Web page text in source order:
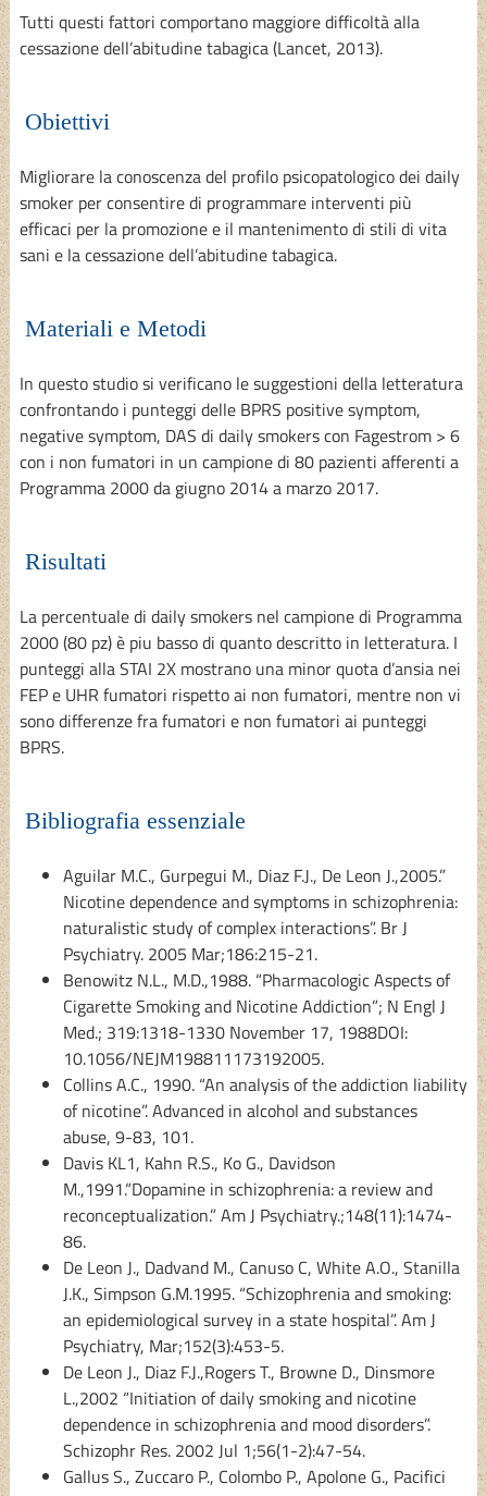
Tutti questi fattori comportano maggiore difficoltà alla
cessazione dell’abitudine tabagica (Lancet, 2013).
Obiettivi
Migliorare la conoscenza del profilo psicopatologico dei daily
smoker per consentire di programmare interventi più
efficaci per la promozione e il mantenimento di stili di vita
sani e la cessazione dell’abitudine tabagica.
Materiali e Metodi
In questo studio si verificano le suggestioni della letteratura
confrontando i punteggi delle BPRS positive symptom,
negative symptom, DAS di daily smokers con Fagestrom > 6
con i non fumatori in un campione di 80 pazienti afferenti a
Programma 2000 da giugno 2014 a marzo 2017.
Risultati
La percentuale di daily smokers nel campione di Programma
2000 (80 pz) è piu basso di quanto descritto in letteratura. I
punteggi alla STAI 2X mostrano una minor quota d’ansia nei
FEP e UHR fumatori rispetto ai non fumatori, mentre non vi
sono differenze fra fumatori e non fumatori ai punteggi
BPRS.
Bibliografia essenziale
Aguilar M.C., Gurpegui M., Diaz F.J., De Leon J.,2005.”
Nicotine dependence and symptoms in schizophrenia:
naturalistic study of complex interactions”. Br J
Psychiatry. 2005 Mar;186:215-21.
Benowitz N.L., M.D.,1988. “Pharmacologic Aspects of
Cigarette Smoking and Nicotine Addiction”; N Engl J
Med.; 319:1318-1330 November 17, 1988DOI:
10.1056/NEJM198811173192005.
Collins A.C., 1990. “An analysis of the addiction liability
of nicotine”. Advanced in alcohol and substances
abuse, 9-83, 101.
Davis KL1, Kahn R.S., Ko G., Davidson
M.,1991.“Dopamine in schizophrenia: a review and
reconceptualization.” Am J Psychiatry.;148(11):1474-
86.
De Leon J., Dadvand M., Canuso C, White A.O., Stanilla
J.K., Simpson G.M.1995. “Schizophrenia and smoking:
an epidemiological survey in a state hospital”. Am J
Psychiatry, Mar;152(3):453-5.
De Leon J., Diaz F.J.,Rogers T., Browne D., Dinsmore
L.,2002 “Initiation of daily smoking and nicotine
dependence in schizophrenia and mood disorders”.
Schizophr Res. 2002 Jul 1;56(1-2):47-54.
Gallus S., Zuccaro P., Colombo P., Apolone G., Pacifici